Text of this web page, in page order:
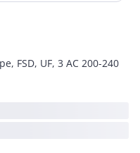
FSD, UF, 3 AC 200-240